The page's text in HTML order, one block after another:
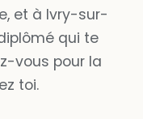
et à Ivry-sur-
qui te
vous pour la
toi.